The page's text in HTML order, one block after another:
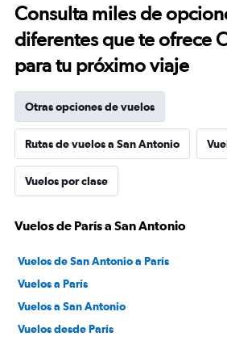
Consulta miles de
diferentes que te ofrece
para tu próximo viaje
Otras opciones de vuelos
Rutas de vuelos a San Antonio
Vuelos por clase
Vuelos de París a San Antonio
Vuelos de San Antonio a París
Vuelos a París
Vuelos a San Antonio
Vuelos desde París